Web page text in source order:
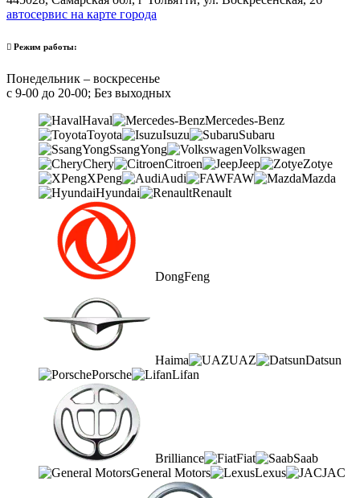
автосервис на карте города
Режим работы:
Понедельник – воскресенье
с 9-00 до 20-00; Без выходных
Haval
Mercedes-Benz
Toyota
Isuzu
Subaru
SsangYong
Volkswagen
Chery
Citroen Jeep
Zotye
XPeng
Audi FAW
Mazda
Hyundai
Renault
DongFeng
Haima UAZ
Datsun
Porsche
Lifan
Brilliance Fiat
Saab
General Motors
Lexus JAC